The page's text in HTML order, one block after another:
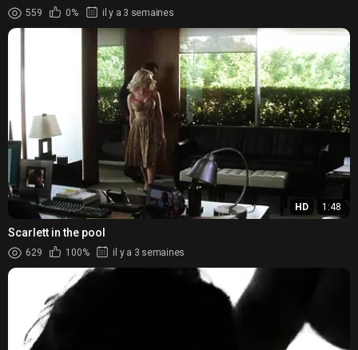
559 0% il y a 3 semaines
HD 1:48
Scarlett in the pool
629 100% il y a 3 semaines